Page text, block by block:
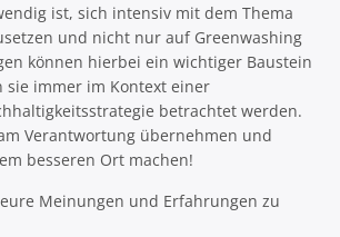
ist, sich intensiv mit dem Thema
und nicht nur auf Greenwashing
können hierbei ein wichtiger Baustein
sie immer im Kontext einer
betrachtet werden.
Verantwortung übernehmen und
besseren Ort machen!
Meinungen und Erfahrungen zu